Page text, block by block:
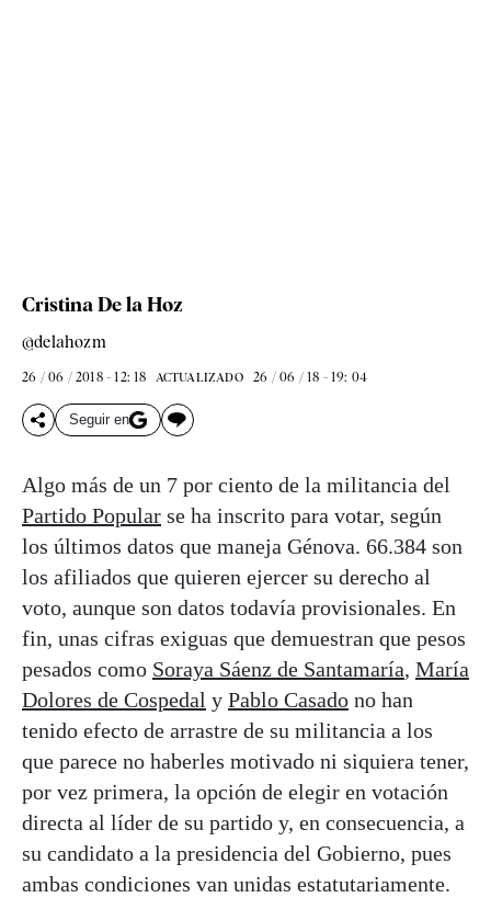
Cristina De la Hoz
@delahozm
26 / 06 / 2018 - 12: 18 ACTUALIZADO 26 / 06 / 18 - 19: 04
Seguir en
Algo más de un 7 por ciento de la militancia del
Partido Popular se ha inscrito para votar, según
los últimos datos que maneja Génova. 66.384 son
los afiliados que quieren ejercer su derecho al
voto, aunque son datos todavía provisionales. En
fin, unas cifras exiguas que demuestran que pesos
pesados como Soraya Sáenz de Santamaría, María
Dolores de Cospedal y Pablo Casado no han
tenido efecto de arrastre de su militancia a los
que parece no haberles motivado ni siquiera tener,
por vez primera, la opción de elegir en votación
directa al líder de su partido y, en consecuencia, a
su candidato a la presidencia del Gobierno, pues
ambas condiciones van unidas estatutariamente.